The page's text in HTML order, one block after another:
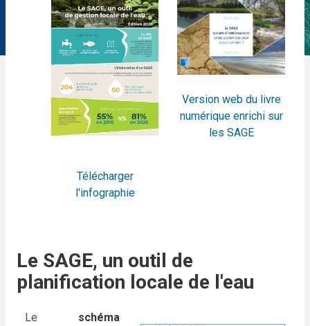
Télécharger
l'infographie
Version web du livre
numérique enrichi sur
les SAGE
Le SAGE, un outil de
planification locale de l'eau
Le schéma